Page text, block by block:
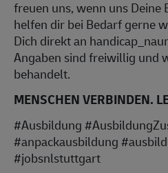
freuen uns, wenn uns
helfen dir bei Bedarf gerne
Dich direkt an
Angaben sind freiwillig und
behandelt.
MENSCHEN VERBINDEN.
#Ausbildung
#anpackausbildung
#jobsnlstuttgart